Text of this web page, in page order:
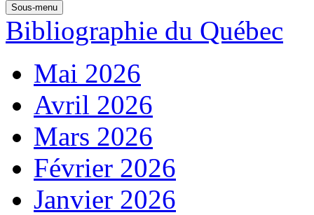
Sous-menu
Bibliographie du Québec
Mai 2026
Avril 2026
Mars 2026
Février 2026
Janvier 2026